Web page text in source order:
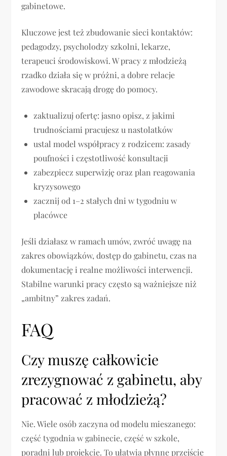
gabinetowe.
Kluczowe jest też zbudowanie sieci kontaktów:
pedagodzy, psycholodzy szkolni, lekarze,
terapeuci środowiskowi. W pracy z młodzieżą
rzadko działa się w próżni, a dobre relacje
zawodowe skracają drogę do pomocy.
zaktualizuj ofertę: jasno opisz, z jakimi
trudnościami pracujesz u nastolatków
ustal model współpracy z rodzicem: zasady
poufności i częstotliwość konsultacji
zabezpiecz superwizję oraz plan reagowania
kryzysowego
zacznij od 1–2 stałych dni w tygodniu w
placówce
Jeśli działasz w ramach umów, zwróć uwagę na
zakres obowiązków, dostęp do gabinetu, czas na
dokumentację i realne możliwości interwencji.
Stabilne warunki pracy często są ważniejsze niż
„ambitny” zakres zadań.
FAQ
Czy muszę całkowicie
zrezygnować z gabinetu, aby
pracować z młodzieżą?
Nie. Wiele osób zaczyna od modelu mieszanego:
część tygodnia w gabinecie, część w szkole,
poradni lub projekcie. To ułatwia płynne przejście